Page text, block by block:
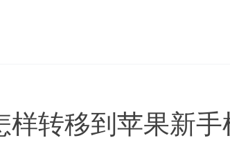
样转移到苹果新手